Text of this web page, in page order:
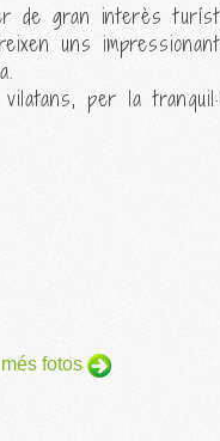
de gran interès
uns
per la
fotos